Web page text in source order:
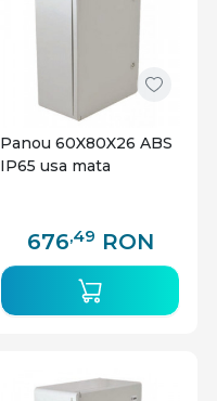
Panou 60X80X26 ABS
IP65 usa mata
676,49 RON